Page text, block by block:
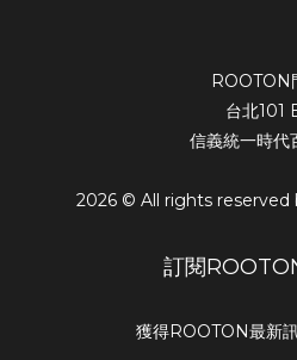
ROOTON
台北101
信義統一時代
2026 © All rights reserved
訂閱
獲得ROOTON最新